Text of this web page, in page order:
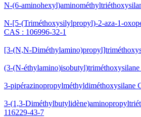
N-(6-
N-[5-(Triméthoxysilylpropyl)-2-aza-1-
CAS : 106996-32-1
[3-(N,N-
(3-(N-
3-pipérazinopropylméthyldiméthoxysilane
3-(1,3-
116229-43-7